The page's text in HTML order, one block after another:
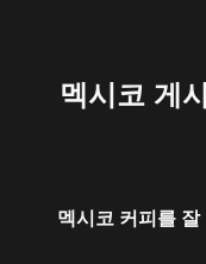
멕시코 게
멕시코 커피를 잘